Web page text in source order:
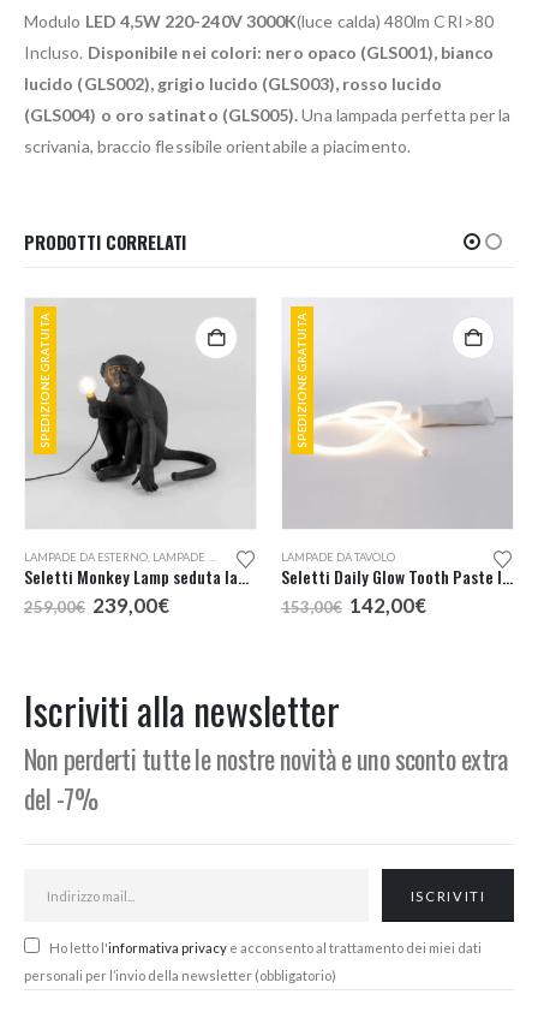
Modulo LED 4,5W 220-240V 3000K(luce calda) 480lm CRI>80
Incluso. Disponibile nei colori: nero opaco (GLS001), bianco
lucido (GLS002), grigio lucido (GLS003), rosso lucido
(GLS004) o oro satinato (GLS005).Una lampada perfetta per la
scrivania, braccio flessibile orientabile a piacimento.
PRODOTTI CORRELATI
SPEDIZIONE GRATUITA
LAMPADE DA ESTERNO LAMPADE DA TAVOLO LAMPADE DA TERRA
Seletti Monkey Lamp seduta lampada da esterno
259,00€ Il
prezzo
239,00€Il
SPEDIZIONE GRATUITA
LAMPADE DA TAVOLO
Seletti Daily Glow Tooth Paste lampada tavolo
153,00€ Il
prezzo
142,00€Il
Iscriviti alla newsletter
Non perderti tutte le nostre novità e uno sconto extra
del -7%
Ho letto l'informativa privacy e acconsento al trattamento dei miei dati
personali per l’invio della newsletter (obbligatorio)